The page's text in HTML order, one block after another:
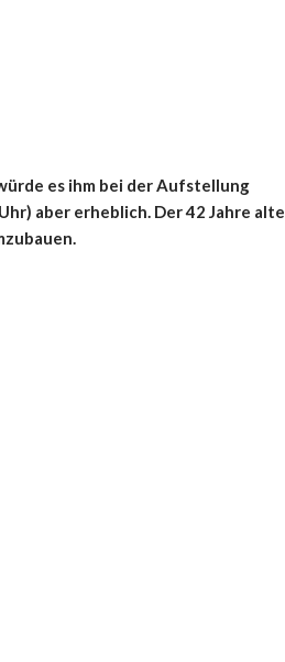
es ihm bei der Aufstellung
aber erheblich. Der 42 Jahre alte